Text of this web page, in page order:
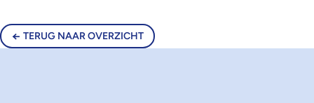
TERUG NAAR OVERZICHT